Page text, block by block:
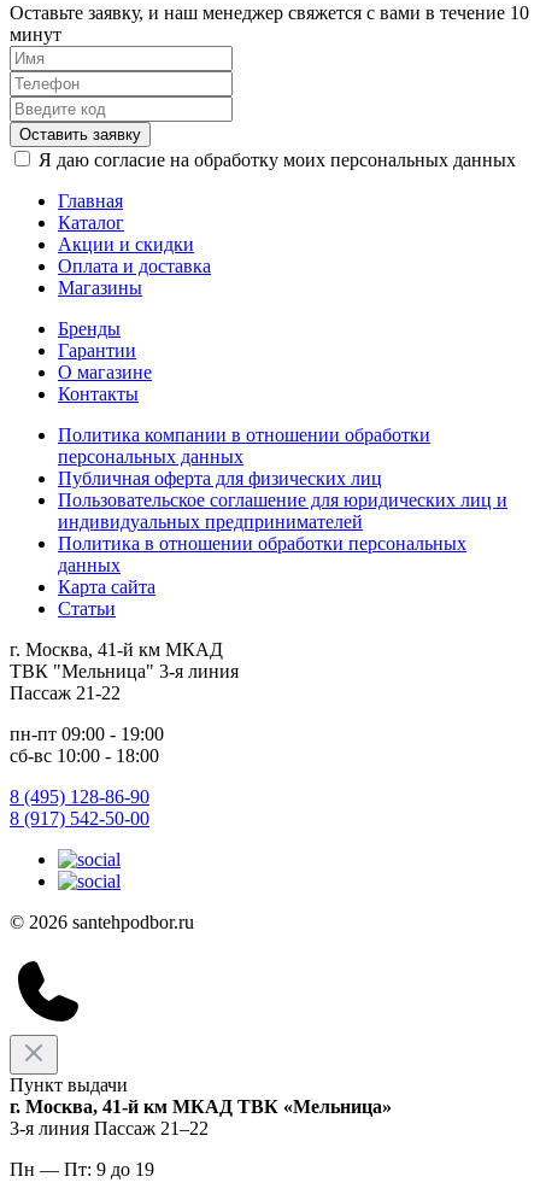
Оставьте заявку, и наш менеджер свяжется с вами в течение 10
минут
Оставить заявку
Я даю согласие на обработку моих персональных данных
Главная
Каталог
Акции и скидки
Оплата и доставка
Магазины
Бренды
Гарантии
О магазине
Контакты
Политика компании в отношении обработки
персональных данных
Публичная оферта для физических лиц
Пользовательское соглашение для юридических лиц и
индивидуальных предпринимателей
Политика в отношении обработки персональных
данных
Карта сайта
Статьи
г. Москва, 41-й км МКАД
ТВК "Мельница" 3-я линия
Пассаж 21-22
пн-пт 09:00 - 19:00
сб-вс 10:00 - 18:00
8 (495) 128-86-90
8 (917) 542-50-00
© 2026 santehpodbor.ru
Пункт выдачи
г. Москва, 41-й км МКАД ТВК «Мельница»
3-я линия Пассаж 21–22
Пн — Пт: 9 до 19